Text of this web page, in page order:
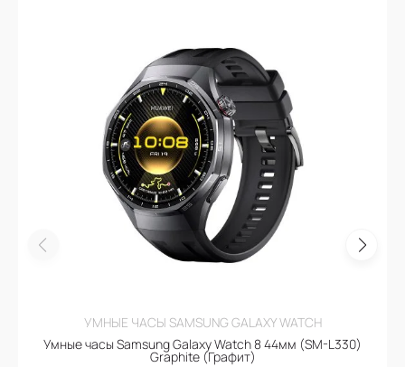
УМНЫЕ ЧАСЫ SAMSUNG GALAXY WATCH
Умные часы Samsung Galaxy Watch 8 44мм (SM-L330)
Graphite (Графит)